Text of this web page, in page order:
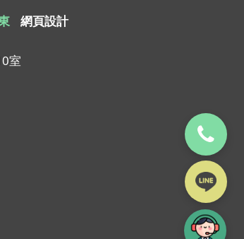
網頁設計
室